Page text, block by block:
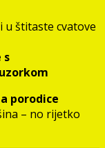
u štitaste cvatove
s
porodice
– no rijetko